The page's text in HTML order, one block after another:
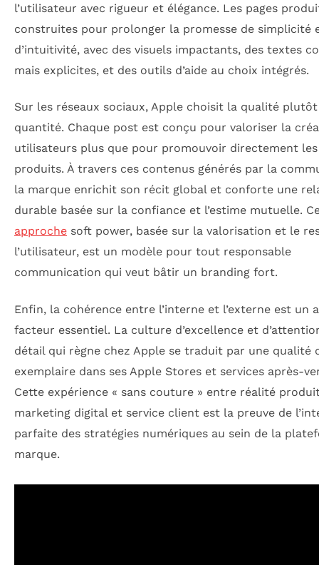
l’utilisateur avec rigueur et élégance. Les pages
construites pour prolonger la promesse de simplicité
d’intuitivité, avec des visuels impactants, des textes
mais explicites, et des outils d’aide au choix intégrés.
Sur les réseaux sociaux, Apple choisit la qualité
quantité. Chaque post est conçu pour valoriser la
utilisateurs plus que pour promouvoir directement les
produits. À travers ces contenus générés par la
la marque enrichit son récit global et conforte une
durable basée sur la confiance et l’estime mutuelle.
approche soft power, basée sur la valorisation et le
l’utilisateur, est un modèle pour tout responsable
communication qui veut bâtir un branding fort.
Enfin, la cohérence entre l’interne et l’externe est un
facteur essentiel. La culture d’excellence et
détail qui règne chez Apple se traduit par une qualité
exemplaire dans ses Apple Stores et services après-
Cette expérience « sans couture » entre réalité
marketing digital et service client est la preuve de
parfaite des stratégies numériques au sein de la
marque.